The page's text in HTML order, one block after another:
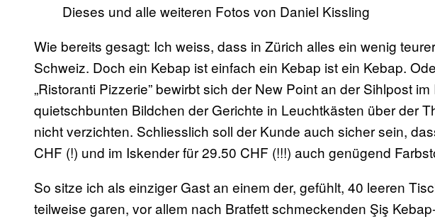
Dieses und alle weiteren Fotos von Daniel Kissling
Wie bereits gesagt: Ich weiss, dass in Zürich alles ein wenig
Schweiz. Doch ein Kebap ist einfach ein Kebap ist ein Kebap.
„Ristoranti Pizzerie” bewirbt sich der New Point an der Sihlpost
quietschbunten Bildchen der Gerichte in Leuchtkästen über der
nicht verzichten. Schliesslich soll der Kunde auch sicher sein,
CHF (!) und im Iskender für 29.50 CHF (!!!) auch genügend
So sitze ich als einziger Gast an einem der, gefühlt, 40 leeren
teilweise garen, vor allem nach Bratfett schmeckenden Şiş